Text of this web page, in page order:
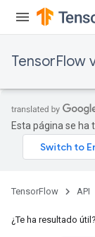
TensorFlow
Esta página se ha
TensorFlow API
¿Te ha resultado útil?